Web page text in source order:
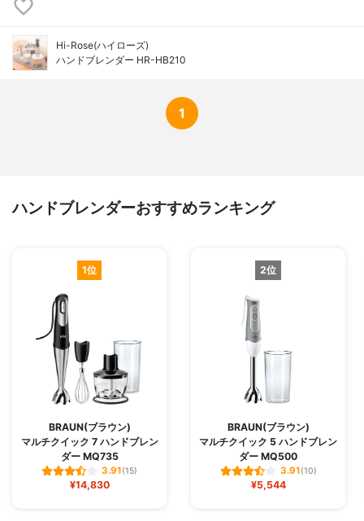
Hi-Rose(ハイローズ)
ハンドブレンダー HR-HB210
1
ハンドブレンダーおすすめランキング
1位
BRAUN(ブラウン)
マルチクイック 7 ハンドブレン
ダー MQ735
3.91(15)
¥14,830
2位
BRAUN(ブラウン)
マルチクイック 5 ハンドブレン
ダー MQ500
3.91(10)
¥5,544